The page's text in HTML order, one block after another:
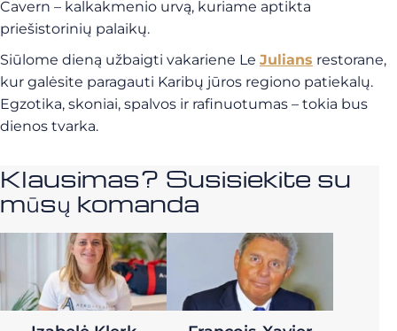
Cavern – kalkakmenio urvą, kuriame aptikta
priešistorinių palaikų.
Siūlome dieną užbaigti vakariene Le Julians restorane,
kur galėsite paragauti Karibų jūros regiono patiekalų.
Egzotika, skoniai, spalvos ir rafinuotumas – tokia bus
dienos tvarka.
Klausimas? Susisiekite su
mūsų komanda